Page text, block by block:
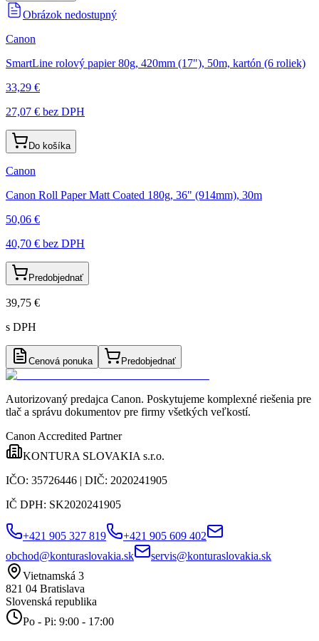
Obrázok nedostupný
Canon
SmartLine rolový papier 80g, 420mm (17"), 50m, kartón (6 roliek)
33,29 €
27,07 € bez DPH
Do košíka
Canon
Canon Roll Paper Matt Coated 180g, 36" (914mm), 30m
50,06 €
40,70 € bez DPH
Predobjednať
39,75 €
s DPH
Cenová ponuka Predobjednať
Autorizovaný predajca Canon. Poskytujeme komplexné riešenia pre
tlač a správu dokumentov pre firmy všetkých veľkostí.
Canon Accredited Partner
KONTURA SLOVAKIA s.r.o.
IČO: 35726446 | DIČ: 2020241905
IČ DPH: SK2020241905
+421 905 327 819
+421 905 609 402
obchod@konturaslovakia.sk
servis@konturaslovakia.sk
Vietnamská 3
821 04 Bratislava
Slovenská republika
Po - Pi: 9:00 - 17:00